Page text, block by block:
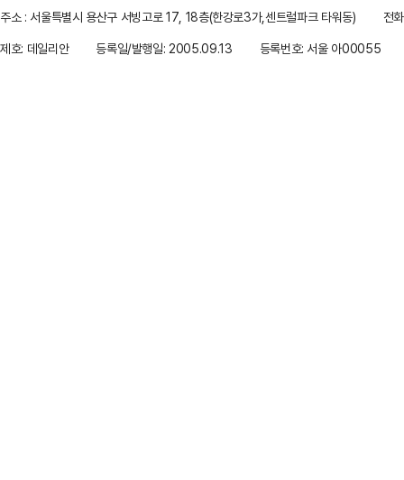
주소 : 서울특별시 용산구 서빙고로 17, 18층(한강로3가,센트럴파크 타워동)
전
제호: 데일리안
등록일/발행일: 2005.09.13 등록번호: 서울 아00055